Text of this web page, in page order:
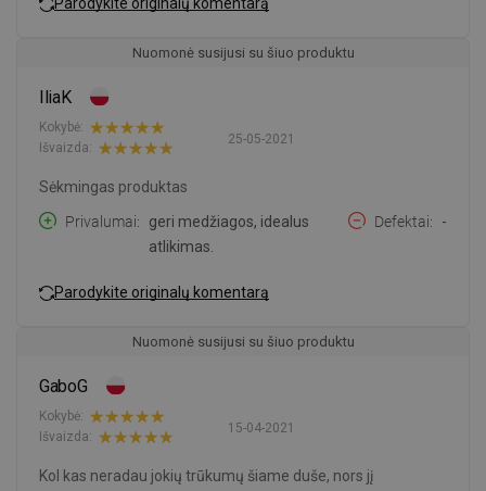
Parodykite originalų komentarą
Nuomonė susijusi su šiuo produktu
IliaK
25-05-2021
Kokybė:
Išvaizda:
Sėkmingas produktas
Privalumai
geri medžiagos, idealus
atlikimas.
Defektai -
Parodykite originalų komentarą
Nuomonė susijusi su šiuo produktu
GaboG
15-04-2021
Kokybė:
Išvaizda:
Kol kas neradau jokių trūkumų šiame duše, nors jį